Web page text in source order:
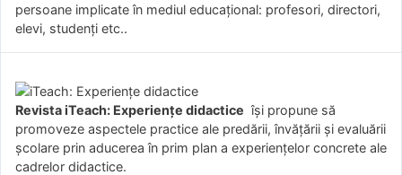
persoane implicate în mediul educațional: profesori, directori,
elevi, studenți etc..
Revista iTeach: Experienţe didactice îşi propune să
promoveze aspectele practice ale predării, învăţării şi evaluării
şcolare prin aducerea în prim plan a experienţelor concrete ale
cadrelor didactice.